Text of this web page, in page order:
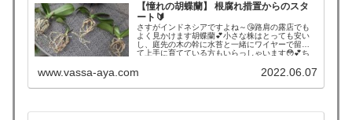
【憧れの胡蝶蘭】 根腐れ措置からのスタ
ート🔰
さすがインドネシアですよね～😘路肩の露店でも
よく見かけます胡蝶蘭💕小さな株はとっても安い
し、庭先の木の幹に水苔と一緒にワイヤーで留め
て上手に育てている方もいらっしゃいます😳💕ち
www.vassa-aya.com 2022.06.07